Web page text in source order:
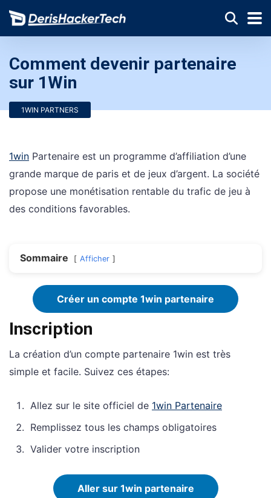
Comment devenir partenaire
sur 1Win
1WIN PARTNERS
1win Partenaire est un programme d’affiliation d’une
grande marque de paris et de jeux d’argent. La société
propose une monétisation rentable du trafic de jeu à
des conditions favorables.
Sommaire Afficher
Créer un compte 1win partenaire
Inscription
La création d’un compte partenaire 1win est très
simple et facile. Suivez ces étapes:
Allez sur le site officiel de 1win Partenaire
Remplissez tous les champs obligatoires
Valider votre inscription
Aller sur 1win partenaire